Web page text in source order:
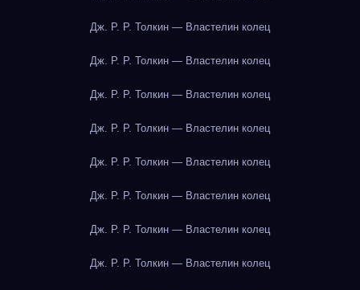
Дж. Р. Р. Толкин — Властелин колец
Дж. Р. Р. Толкин — Властелин колец
Дж. Р. Р. Толкин — Властелин колец
Дж. Р. Р. Толкин — Властелин колец
Дж. Р. Р. Толкин — Властелин колец
Дж. Р. Р. Толкин — Властелин колец
Дж. Р. Р. Толкин — Властелин колец
Дж. Р. Р. Толкин — Властелин колец